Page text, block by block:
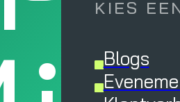
KIES
Blogs